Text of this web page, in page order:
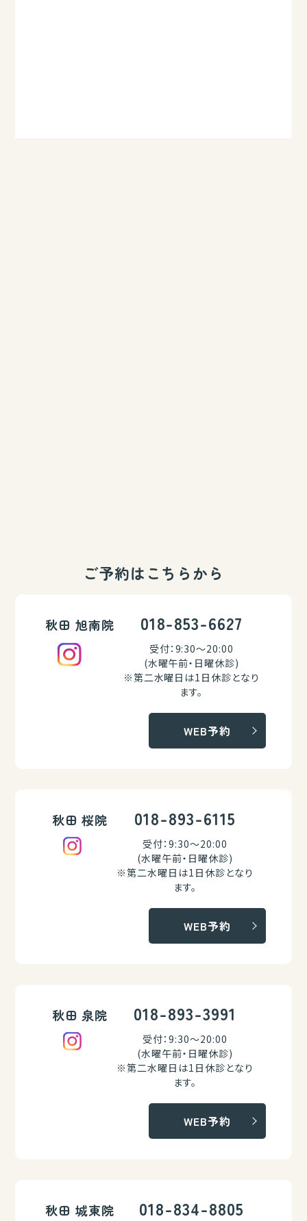
ご予約はこちらから
秋田 旭南院 018-853-6627
受付：9:30～20:00
(水曜午前・日曜休診)
※第二水曜日は1日休診となり
ます。
WEB予約
秋田 桜院 018-893-6115
受付：9:30～20:00
(水曜午前・日曜休診)
※第二水曜日は1日休診となり
ます。
WEB予約
秋田 泉院 018-893-3991
受付：9:30～20:00
(水曜午前・日曜休診)
※第二水曜日は1日休診となり
ます。
WEB予約
秋田 城東院 018-834-8805